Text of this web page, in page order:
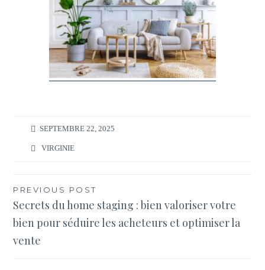
SEPTEMBRE 22, 2025
VIRGINIE
Navigation
de
l’article
PREVIOUS POST
Secrets du home staging : bien valoriser votre
bien pour séduire les acheteurs et optimiser la
vente